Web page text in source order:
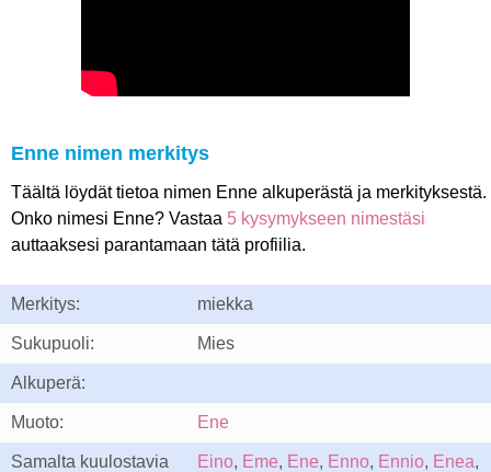
Enne nimen merkitys
Täältä löydät tietoa nimen Enne alkuperästä ja merkityksestä.
Onko nimesi Enne? Vastaa 5 kysymykseen nimestäsi
auttaaksesi parantamaan tätä profiilia.
Merkitys: miekka
Sukupuoli: Mies
Alkuperä:
Muoto: Ene
Samalta kuulostavia
Eino, Eme, Ene, Enno, Ennio, Enea,